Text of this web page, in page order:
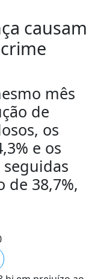
causam
mês
de
os
e os
seguidas
de 38,7%,